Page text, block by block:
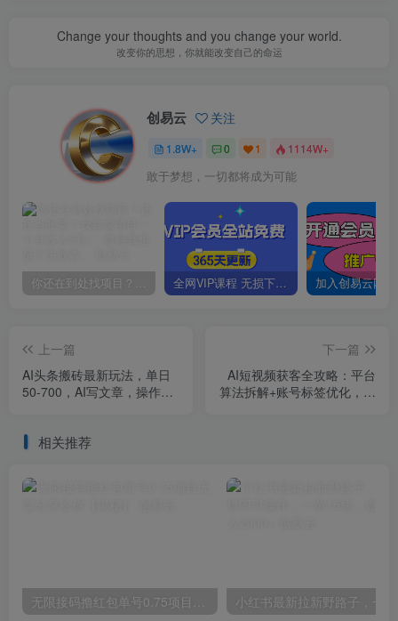
Change your thoughts and you change your world.
改变你的思想，你就能改变自己的命运
创易云 关注
1.8W+ 0 1 1114W+
敢于梦想，一切都将成为可能
你还在到处找项目？还在当韭菜？我靠卖项目一个月收入5万+，曾经我也是个失败者。 全网VIP课程 无损下载~
上一篇
AI头条搬砖最新玩法，单日
50-700，AI写文章，操作简
下一篇
AI短视频获客全攻略：平台
算法拆解+账号标签优化，百
相关推荐